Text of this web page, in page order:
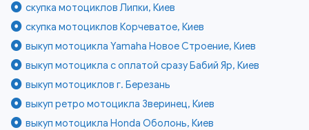
скупка мотоциклов Липки, Киев
скупка мотоциклов Корчеватое, Киев
выкуп мотоцикла Yamaha Новое Строение, Киев
выкуп мотоцикла с оплатой сразу Бабий Яр, Киев
выкуп мотоциклов г. Березань
выкуп ретро мотоцикла Зверинец, Киев
выкуп мотоцикла Honda Оболонь, Киев